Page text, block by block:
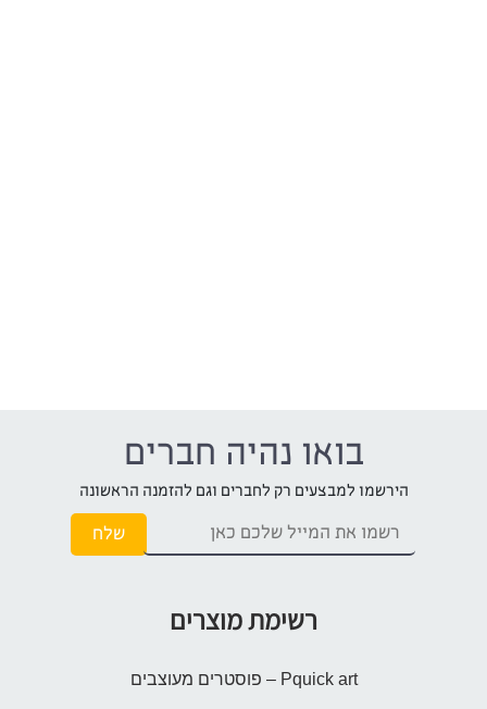
בואו נהיה חברים
הירשמו למבצעים רק לחברים וגם להזמנה הראשונה
רשימת מוצרים
Pquick art – פוסטרים מעוצבים